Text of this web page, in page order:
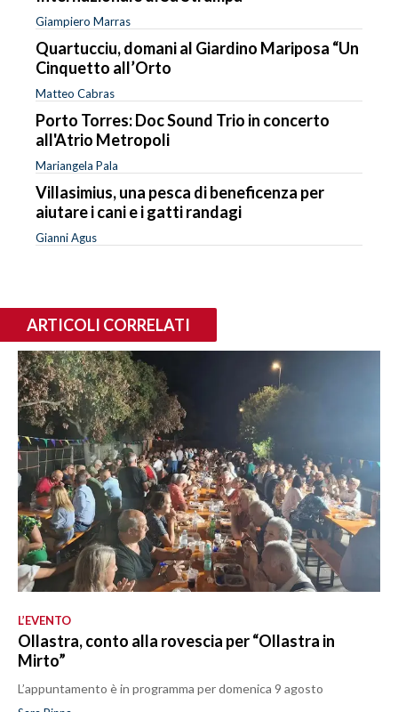
Giampiero Marras
Quartucciu, domani al Giardino Mariposa “Un
Cinquetto all’Orto
Matteo Cabras
Porto Torres: Doc Sound Trio in concerto
all'Atrio Metropoli
Mariangela Pala
Villasimius, una pesca di beneficenza per
aiutare i cani e i gatti randagi
Gianni Agus
ARTICOLI CORRELATI
L’EVENTO
Ollastra, conto alla rovescia per “Ollastra in
Mirto”
L’appuntamento è in programma per domenica 9 agosto